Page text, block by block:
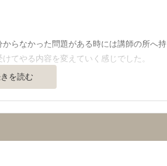
らなかった問題がある時には講師の所へ
てやる内容を変えていく感じでした。
をかざして出席確認するので、親は安心だ
を読む